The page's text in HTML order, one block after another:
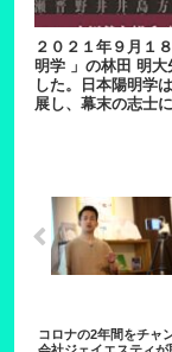
２０２１年９月１
明学 」の林田 明
した。日本陽明学
展し、幕末の志士
コロナの2年間をチャ
会社ジェイエスティが